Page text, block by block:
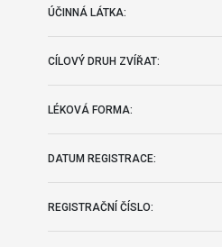
ÚČINNÁ LÁTKA:
CÍLOVÝ DRUH ZVÍŘAT:
LÉKOVÁ FORMA:
DATUM REGISTRACE:
REGISTRAČNÍ ČÍSLO: